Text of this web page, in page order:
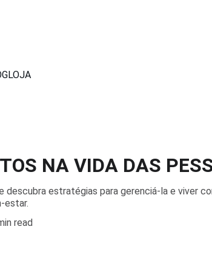
LOJA
NA VIDA DAS
estratégias para gerenciá-la e viver
estar.
read